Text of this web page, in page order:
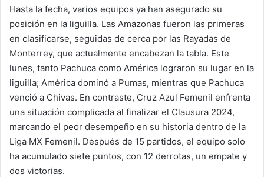
Hasta la fecha, varios equipos ya han asegurado su
posición en la liguilla. Las Amazonas fueron las primeras
en clasificarse, seguidas de cerca por las Rayadas de
Monterrey, que actualmente encabezan la tabla. Este
lunes, tanto Pachuca como América lograron su lugar en la
liguilla; América dominó a Pumas, mientras que Pachuca
venció a Chivas. En contraste, Cruz Azul Femenil enfrenta
una situación complicada al finalizar el Clausura 2024,
marcando el peor desempeño en su historia dentro de la
Liga MX Femenil. Después de 15 partidos, el equipo solo
ha acumulado siete puntos, con 12 derrotas, un empate y
dos victorias.